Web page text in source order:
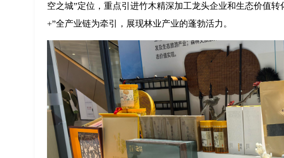
空之城”定位，重点引进竹木精深加工龙头企业和生态价值
+”全产业链为牵引，展现林业产业的蓬勃活力。